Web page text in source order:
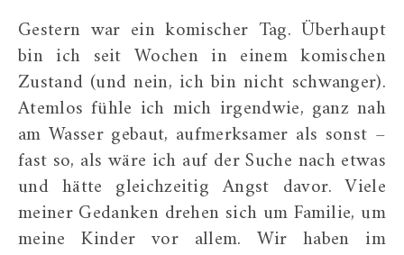
Gestern war ein komischer Tag. Überhaupt
bin ich seit Wochen in einem komischen
Zustand (und nein, ich bin nicht schwanger).
Atemlos fühle ich mich irgendwie, ganz nah
am Wasser gebaut, aufmerksamer als sonst –
fast so, als wäre ich auf der Suche nach etwas
und hätte gleichzeitig Angst davor. Viele
meiner Gedanken drehen sich um Familie, um
meine Kinder vor allem. Wir haben im